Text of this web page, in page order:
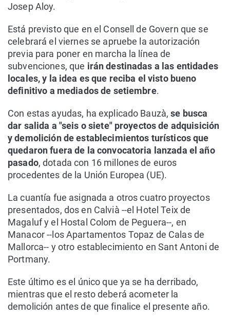
Josep Aloy.
Está previsto que en el Consell de Govern que se
celebrará el viernes se apruebe la autorización
previa para poner en marcha la línea de
subvenciones, que irán destinadas a las entidades
locales, y la idea es que reciba el visto bueno
definitivo a mediados de setiembre.
Con estas ayudas, ha explicado Bauzà,se busca
dar salida a "seis o siete" proyectos de adquisición
y demolición de establecimientos turísticos que
quedaron fuera de la convocatoria lanzada el año
pasado, dotada con 16 millones de euros
procedentes de la Unión Europea (UE).
La cuantía fue asignada a otros cuatro proyectos
presentados, dos en Calvià --el Hotel Teix de
Magaluf y el Hostal Colom de Peguera--, en
Manacor --los Apartamentos Topaz de Calas de
Mallorca-- y otro establecimiento en Sant Antoni de
Portmany.
Este último es el único que ya se ha derribado,
mientras que el resto deberá acometer la
demolición antes de que finalice el presente año.